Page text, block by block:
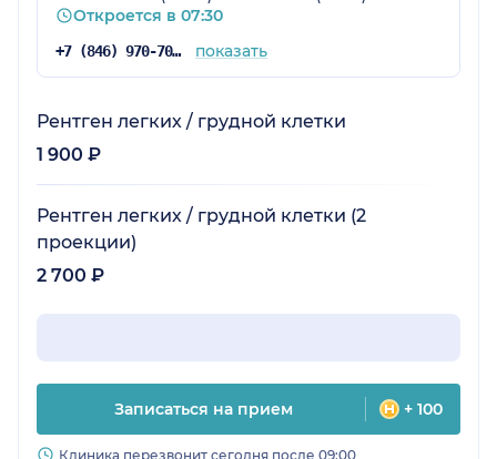
Откроется в 07:30
+7 (846) 970-70-83 показать
Рентген легких / грудной клетки
1 900 ₽
Рентген легких / грудной клетки (2
проекции)
2 700 ₽
Записаться на прием + 100
Клиника перезвонит сегодня после 09:00